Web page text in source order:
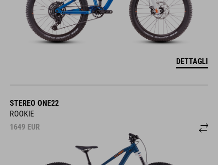
DETTAGLI
STEREO ONE22
ROOKIE
1649 EUR